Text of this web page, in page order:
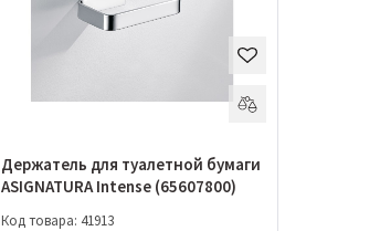
Держатель для туалетной бумаги
ASIGNATURA Intense (65607800)
Код товара: 41913